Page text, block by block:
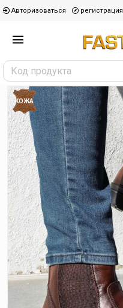
Авторизоваться регистрация
КОЖА